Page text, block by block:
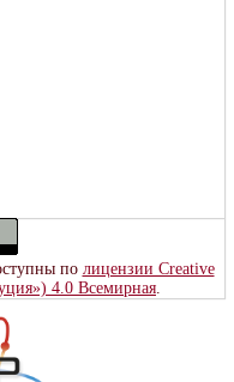
по лицензии Creative
4.0 Всемирная.